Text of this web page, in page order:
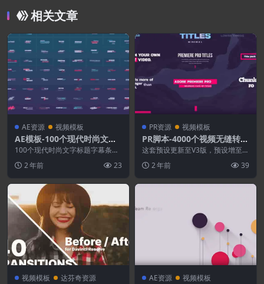
相关文章
AE资源 视频模板
AE模板-100个现代时尚文字
标题字幕条动画 Lower Thir
ds
100个现代时尚文字标题字幕条动
件：...2 年前 23
PR资源 视频模板
PR脚本-4000个视频无缝转场
文字标题图形设计音效调色
这套预设更新至V3版，预设增至4
本预设包含视...
2 年前 39
视频模板 达芬奇资源 AE资源 视频模板